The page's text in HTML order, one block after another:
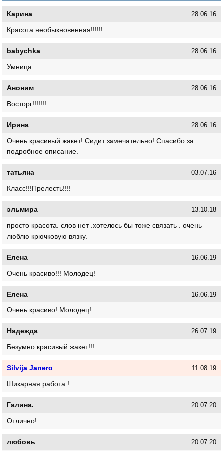
Карина 28.06.16
Красота необыкновенная!!!!!!
babychka 28.06.16
Умница
Аноним 28.06.16
Восторг!!!!!!!
Ирина 28.06.16
Очень красивый жакет! Сидит замечательно! Спасибо за
подробное описание.
татьяна 03.07.16
Класс!!!Прелесть!!!!
эльмира 13.10.18
просто красота. слов нет .хотелось бы тоже связать . очень
люблю крючковую вязку.
Елена 16.06.19
Очень красиво!!! Молодец!
Елена 16.06.19
Очень красиво! Молодец!
Надежда 26.07.19
Безумно красивый жакет!!!
Silvija Janero 11.08.19
Шикарная работа !
Галина. 20.07.20
Отлично!
любовь 20.07.20